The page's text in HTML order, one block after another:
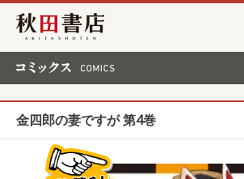
秋田書店
金四郎の妻ですが 第4巻